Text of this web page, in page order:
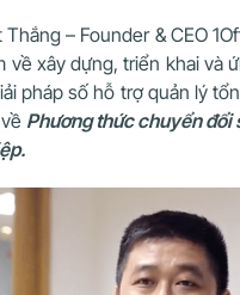
– Founder & CEO
về xây dựng, triển khai và
pháp số hỗ trợ quản lý
Phương thức chuyển đổi